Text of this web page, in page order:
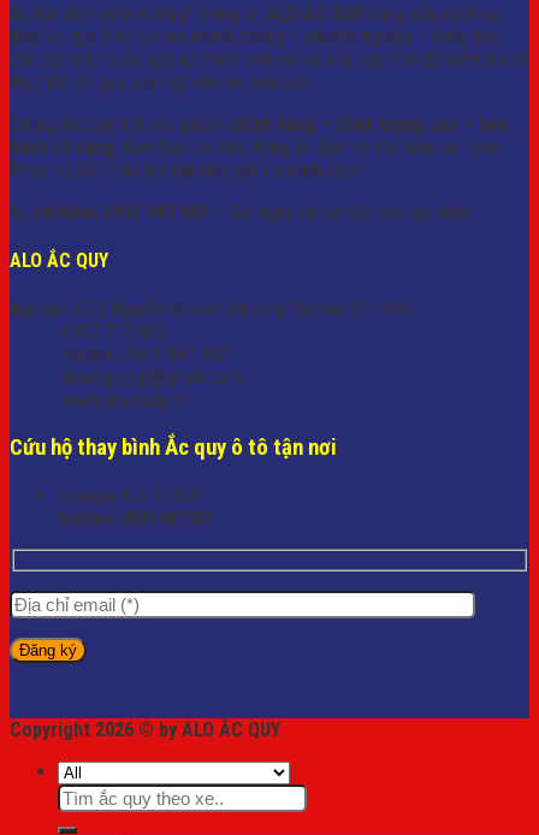
Xe hết điện giữa đường? Đừng lo! ALO ẮC QUY cung cấp dịch vụ
thay ắc quy ô tô tận nơi nhanh chóng – chuyên nghiệp – đúng hẹn.
Chỉ cần một cuộc gọi, kỹ thuật viên sẽ có mặt kịp thời để kiểm tra và
thay thế ắc quy phù hợp cho xe của bạn.
Chúng tôi cam kết sản phẩm chính hãng – chất lượng cao – bảo
hành rõ ràng, đảm bảo xe khởi động ổn định và vận hành an toàn.
Phục vụ 24/7, hỗ trợ tận tâm, giá cả minh bạch.
📞 Hotline: 0941 987 987 – Gọi ngay khi xe cần cứu hộ điện!
ALO ẮC QUY
Địa chỉ: 87/2 Nguyễn Sỹ Sách, Phường Tân Sơn, TP. HCM
0902 715 805
Hotline: 0941 987 987
aloacquy.npl@gmail.com
www.aloacquy.vn
Cứu hộ thay bình Ắc quy ô tô tận nơi
Gọi ngay ALO ẮC QUY
Hotline: 0941 987 987
Copyright 2026 © by ALO ẮC QUY
Tìm
kiếm: